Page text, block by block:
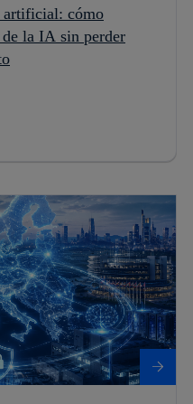
artificial: cómo
la IA sin perder